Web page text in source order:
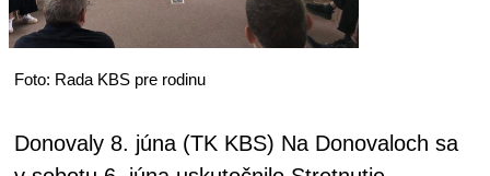
Foto: Rada KBS pre rodinu
Donovaly 8. júna (TK KBS) Na Donovaloch sa